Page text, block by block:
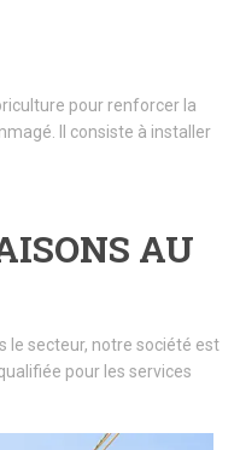
pour renforcer la
Il consiste à installer
AU
le secteur, notre société est
pour les services